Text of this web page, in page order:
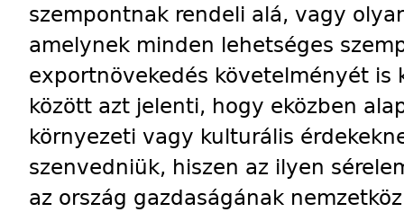
szempontnak rendeli alá, vagy
amelynek minden lehetséges
exportnövekedés követelményét is
között azt jelenti, hogy eközben
környezeti vagy kulturális
szenvedniük, hiszen az ilyen
az ország gazdaságának